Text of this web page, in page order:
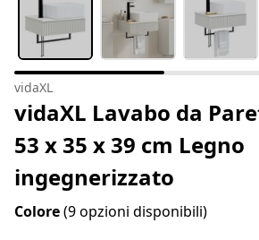
vidaXL
vidaXL Lavabo da
53 x 35 x 39 cm Legno
ingegnerizzato
Colore(9 opzioni disponibili)